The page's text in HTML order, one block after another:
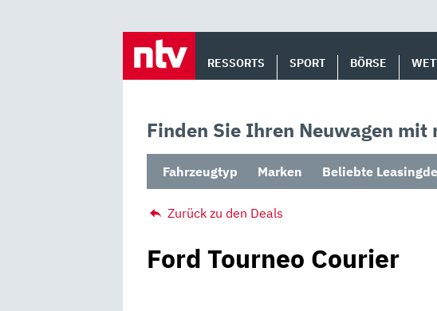
RESSORTS SPORT BÖRSE
Finden Sie Ihren Neuwagen mit
Fahrzeugtyp Marken Beliebte
Zurück zu den Deals
Ford Tourneo Courier